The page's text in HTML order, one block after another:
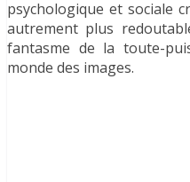
psychologique et sociale
autrement plus
fantasme de la toute-
monde des images.